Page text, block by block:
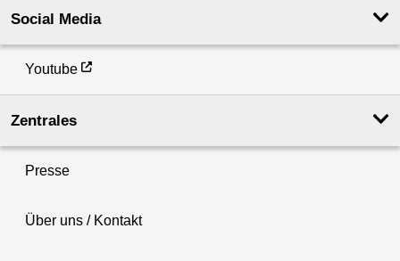
Social Media
Youtube
Zentrales
Presse
Über uns / Kontakt